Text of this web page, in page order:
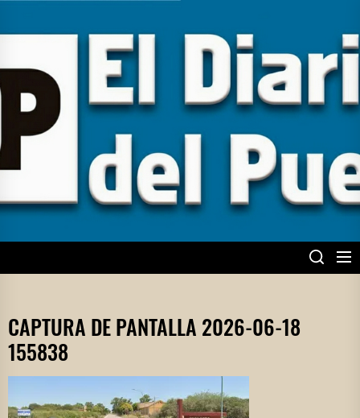
content
EL DIARIO DEL
PUEBLO
CAPTURA DE PANTALLA 2026-06-18
155838